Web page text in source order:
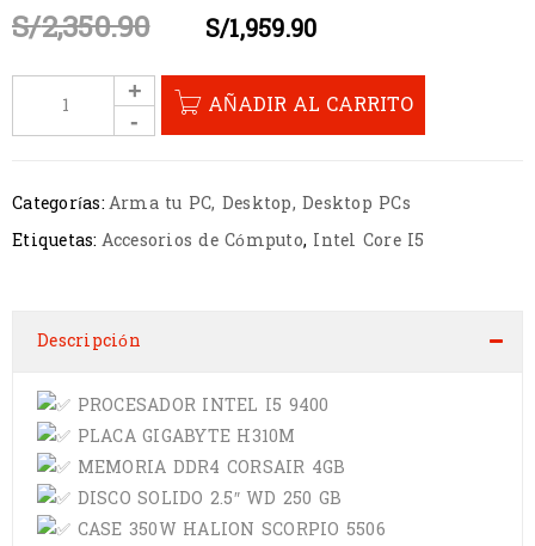
S/2,350.90 S/1,959.90
AÑADIR AL CARRITO
Categorías:Arma tu PC, Desktop, Desktop PCs
Etiquetas: Accesorios de Cómputo, Intel Core I5
Descripción
PROCESADOR INTEL I5 9400
PLACA GIGABYTE H310M
MEMORIA DDR4 CORSAIR 4GB
DISCO SOLIDO 2.5″ WD 250 GB
CASE 350W HALION SCORPIO 5506